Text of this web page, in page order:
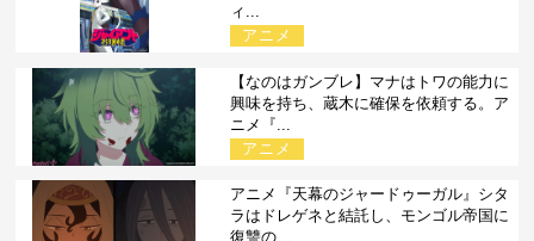
ィ...
アニメ
【なのはガンブレ】マナはトワの能力に
興味を持ち、蔵木に確保を依頼する。ア
ニメ『...
アニメ
アニメ『天幕のジャードゥーガル』シタ
ラはドレゲネと結託し、モンゴル帝国に
復讐の...